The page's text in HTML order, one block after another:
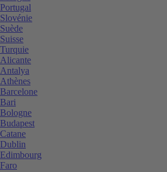
Portugal
Slovénie
Suède
Suisse
Turquie
Alicante
Antalya
Athènes
Barcelone
Bari
Bologne
Budapest
Catane
Dublin
Edimbourg
Faro